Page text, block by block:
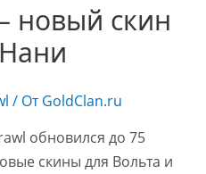
новый скин
/ От GoldClan.ru
обновился до 75
скины для Вольта и